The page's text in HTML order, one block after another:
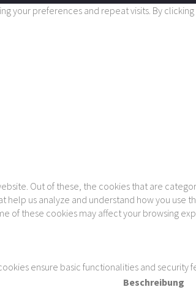
preferences and repeat visits. By clicking
Out of these, the cookies that are
us analyze and understand how you use
of these cookies may affect your browsing
ensure basic functionalities and security
Beschreibung